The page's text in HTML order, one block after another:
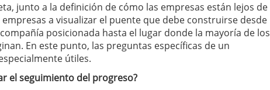
junto a la definición de cómo las empresas están lejos de
empresas a visualizar el puente que debe construirse desde
posicionada hasta el lugar donde la mayoría de los
En este punto, las preguntas específicas de un
útiles.
el seguimiento del progreso?